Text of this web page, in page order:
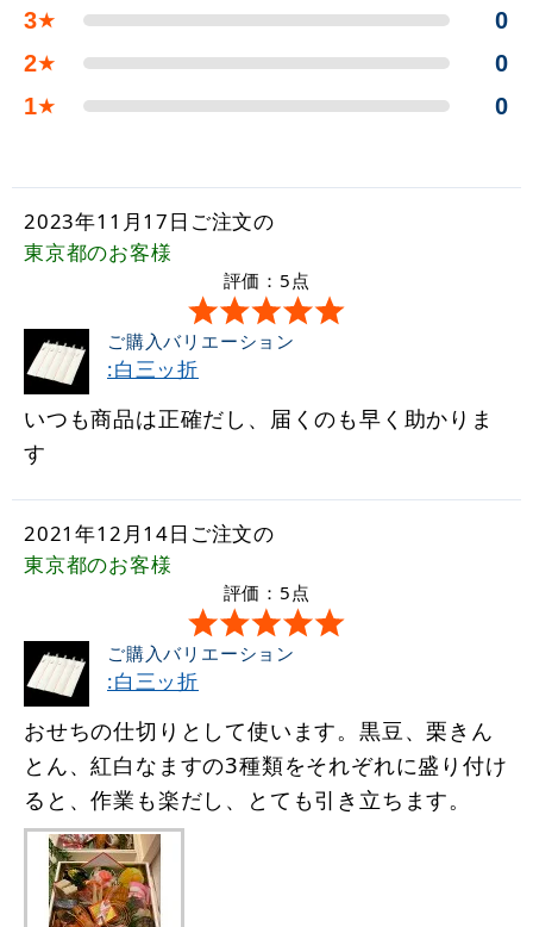
3★
0
2★
0
1★ 0
2023年11月17日ご注文の
東京都のお客様
評価：5点
ご購入バリエーション
:白三ッ折
いつも商品は正確だし、届くのも早く助かりま
す
2021年12月14日ご注文の
東京都のお客様
評価：5点
ご購入バリエーション
:白三ッ折
おせちの仕切りとして使います。黒豆、栗きん
とん、紅白なますの3種類をそれぞれに盛り付け
ると、作業も楽だし、とても引き立ちます。